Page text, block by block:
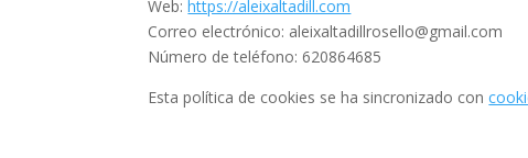
Web:https://aleixaltadill.com
Correo electrónico: aleixaltadillrosello@gmail.com
Número de teléfono: 620864685
Esta política de cookies se ha sincronizado con